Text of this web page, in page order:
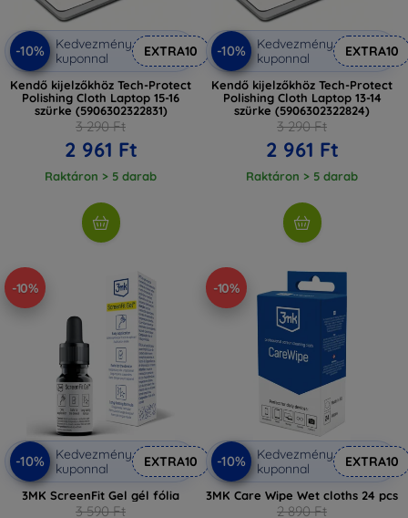
-10%
Kedvezmény
kuponnal
EXTRA10
Kendő kijelzőkhöz Tech-Protect
Polishing Cloth Laptop 15-16
szürke (5906302322831)
3 290 Ft
2 961 Ft
Raktáron > 5 darab
-10%
Kedvezmény
kuponnal
EXTRA10
Kendő kijelzőkhöz Tech-Protect
Polishing Cloth Laptop 13-14
szürke (5906302322824)
3 290 Ft
2 961 Ft
Raktáron > 5 darab
-10%
-10%
Kedvezmény
kuponnal
EXTRA10
3MK ScreenFit Gel gél fólia
3 590 Ft
-10%
-10%
Kedvezmény
kuponnal
EXTRA10
3MK Care Wipe Wet cloths 24 pcs
2 890 Ft